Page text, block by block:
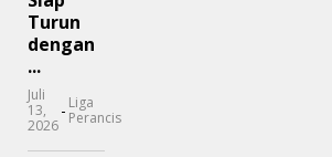
Turun
dengan
...
Juli
13,
2026
- Liga
Perancis